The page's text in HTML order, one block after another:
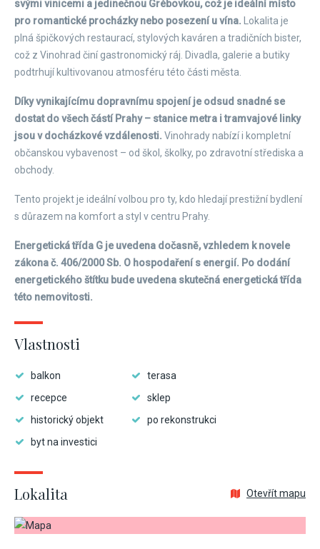
svými vinicemi a jedinečnou Grébovkou, což je ideální místo
pro romantické procházky nebo posezení u vína.
Lokalita je
plná špičkových restaurací, stylových kaváren a tradičních bister,
což z Vinohrad činí gastronomický ráj. Divadla, galerie a butiky
podtrhují kultivovanou atmosféru této části města.
Díky vynikajícímu dopravnímu spojení je odsud snadné se
dostat do všech částí Prahy – stanice metra i tramvajové linky
jsou v docházkové vzdálenosti. Vinohrady nabízí i kompletní
občanskou vybavenost – od škol, školky, po zdravotní střediska a
obchody.
Tento projekt je ideální volbou pro ty, kdo hledají prestižní bydlení
s důrazem na komfort a styl v centru Prahy.
Energetická třída G je uvedena dočasně, vzhledem k novele
zákona č. 406/2000 Sb. O hospodaření s energií. Po dodání
energetického štítku bude uvedena skutečná energetická třída
této nemovitosti.
Vlastnosti
balkon
terasa
recepce
sklep
historický objekt
po rekonstrukci
byt na investici
Lokalita Otevřít mapu